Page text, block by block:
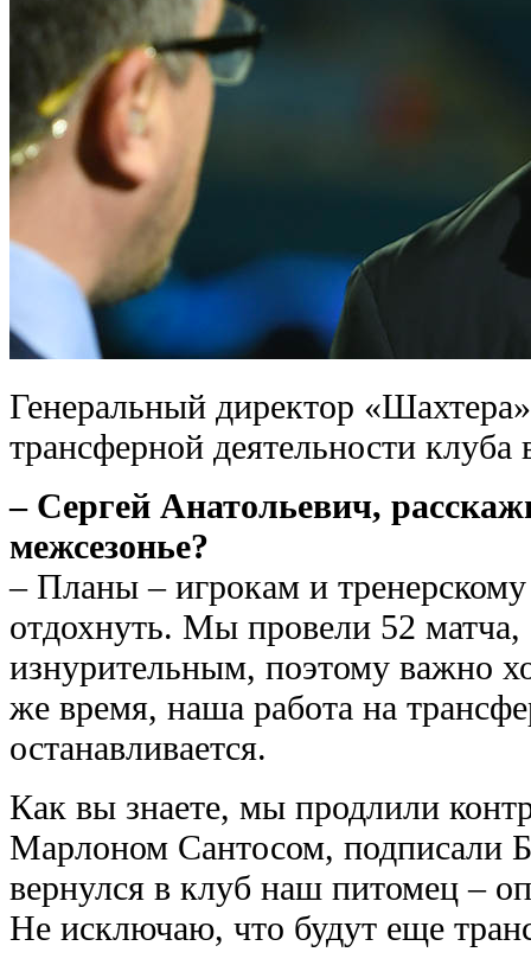
Генеральный директор
трансферной деятельности клуба
– Сергей Анатольевич,
межсезонье?
– Планы – игрокам и
отдохнуть. Мы провели 52
изнурительным, поэтому важно
же время, наша работа на
останавливается.
Как вы знаете, мы продлили
Марлоном Сантосом, подписали
вернулся в клуб наш питомец –
Не исключаю, что будут еще